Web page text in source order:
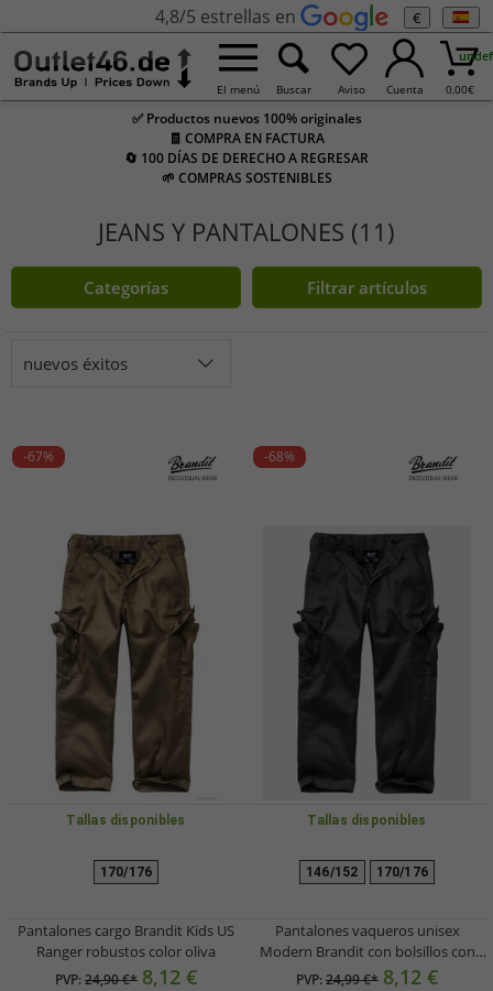
4,8/5 estrellas en €
El menú Buscar Aviso Cuenta 0,00€
✅ Productos nuevos 100% originales
🧾 COMPRA EN FACTURA
🔄 100 DÍAS DE DERECHO A REGRESAR
🌱 COMPRAS SOSTENIBLES
JEANS Y PANTALONES (11)
Categorías Filtrar artículos
nuevos éxitos
-67%
Tallas disponibles
170/176
Pantalones cargo Brandit Kids US
Ranger robustos color oliva
PVP:24,90 €* 8,12 €
-68%
Tallas disponibles
146/152 170/176
Pantalones vaqueros unisex
Modern Brandit con bolsillos con
cremallera, color negro.
PVP:24,99 €* 8,12 €